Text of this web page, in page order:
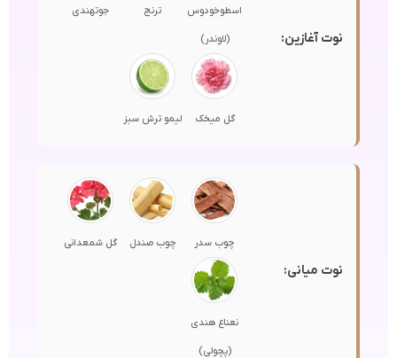
نوت آغازین:
اسطوخودوس
(لاوندر)
ترنج جوتهندی
گل میخک لیمو ترش سبز
نوت میانی:
چوب سدر چوب صندل گل شمعدانی
نعناع هندی
(پچولی)